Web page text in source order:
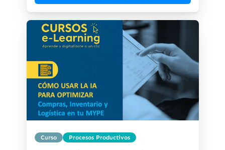
Curso Procesos Productivos